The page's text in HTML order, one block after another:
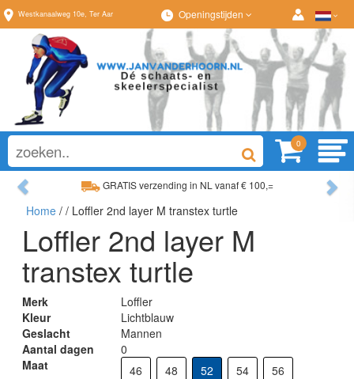
Westkanaalweg 10e, Ter Aar Openingstijden
0
GRATIS verzending in NL vanaf € 100,=
Ruim assortiment, altijd wat naar wens!
Previous
Home / / Loffler 2nd layer M transtex turtle
Loffler 2nd layer M
transtex turtle
Merk
Loffler
Kleur
Lichtblauw
Geslacht
Mannen
Aantal dagen
0
Maat
46 48 52 54 56